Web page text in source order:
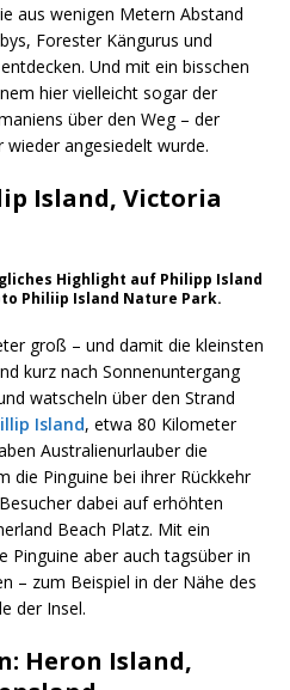
aus wenigen Metern Abstand
Forester Kängurus und
Und mit ein bisschen
hier vielleicht sogar der
über den Weg – der
angesiedelt wurde.
Island, Victoria
Highlight auf Philipp Island
Philiip Island Nature Park.
groß – und damit die kleinsten
kurz nach Sonnenuntergang
watscheln über den Strand
Island, etwa 80 Kilometer
Australienurlauber die
die Pinguine bei ihrer Rückkehr
dabei auf erhöhten
Beach Platz. Mit ein
Pinguine aber auch tagsüber in
– zum Beispiel in der Nähe des
der Insel.
Heron Island,